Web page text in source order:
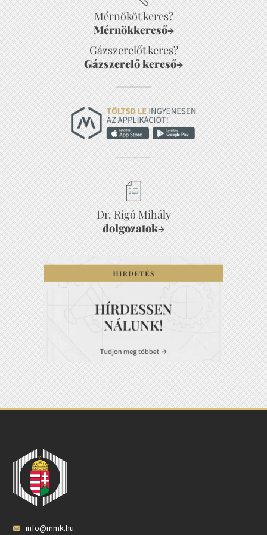
Mérnököt keres?
Mérnökkereső→
Gázszerelőt keres?
Gázszerelő kereső→
Dr. Rigó Mihály
dolgozatok→
info@mmk.hu